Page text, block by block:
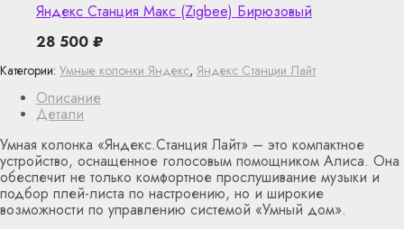
Описание
Детали
Умная колонка «Яндекс.Станция Лайт» – это компактное
устройство, оснащенное голосовым помощником Алиса. Она
обеспечит не только комфортное прослушивание музыки и
подбор плей-листа по настроению, но и широкие
возможности по управлению системой «Умный дом».
Категории: Умные колонки Яндекс, Яндекс Станции Лайт
Яндекс Станция Макс (Zigbee) Бирюзовый
28 500 ₽